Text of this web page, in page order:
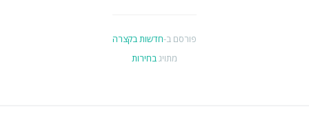
פורסם ב-חדשות בקצרה
מתויגבחירות